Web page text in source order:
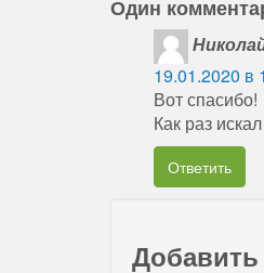
Один
19.01.2020 в
Вот спасибо!
Как раз
Ответить